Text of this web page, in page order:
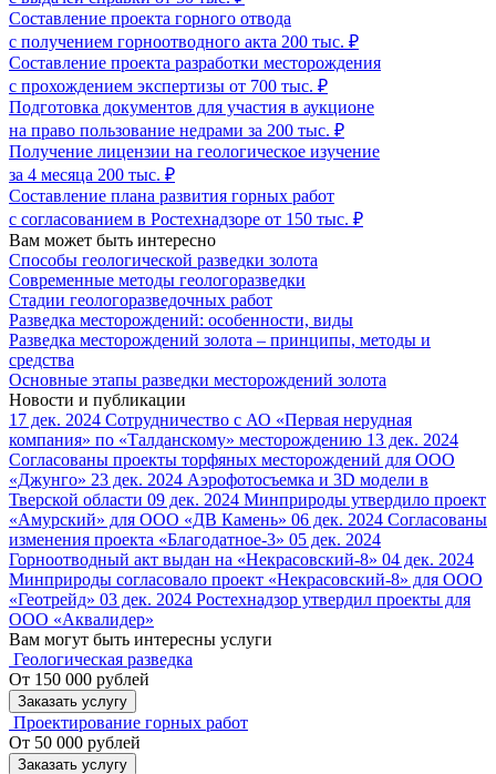
Составление проекта горного отвода
с получением горноотводного акта 200 тыс. ₽
Составление проекта разработки месторождения
с прохождением экспертизы от 700 тыс. ₽
Подготовка документов для участия в аукционе
на право пользование недрами за 200 тыс. ₽
Получение лицензии на геологическое изучение
за 4 месяца 200 тыс. ₽
Составление плана развития горных работ
с согласованием в Ростехнадзоре от 150 тыс. ₽
Вам может быть интересно
Способы геологической разведки золота
Современные методы геологоразведки
Стадии геологоразведочных работ
Разведка месторождений: особенности, виды
Разведка месторождений золота – принципы, методы и
средства
Основные этапы разведки месторождений золота
Новости и публикации
17 дек. 2024 Сотрудничество с АО «Первая нерудная
компания» по «Талданскому» месторождению 13 дек. 2024
Согласованы проекты торфяных месторождений для ООО
«Джунго» 23 дек. 2024 Аэрофотосъемка и 3D модели в
Тверской области 09 дек. 2024 Минприроды утвердило проект
«Амурский» для ООО «ДВ Камень» 06 дек. 2024 Согласованы
изменения проекта «Благодатное-3» 05 дек. 2024
Горноотводный акт выдан на «Некрасовский-8» 04 дек. 2024
Минприроды согласовало проект «Некрасовский-8» для ООО
«Геотрейд» 03 дек. 2024 Ростехнадзор утвердил проекты для
ООО «Аквалидер»
Вам могут быть интересны услуги
Геологическая разведка
От 150 000 рублей
Заказать услугу
Проектирование горных работ
От 50 000 рублей
Заказать услугу